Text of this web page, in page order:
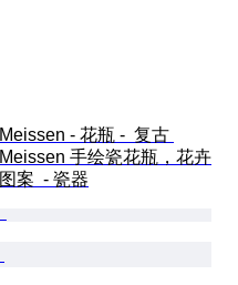
Meissen - 花瓶 -  复古
Meissen 手绘瓷花瓶，花卉
图案  - 瓷器